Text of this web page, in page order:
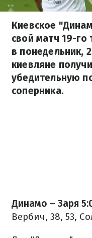
Киевское
свой матч 19-го
в понедельник,
киевляне
убедительную
соперника.
Динамо – Заря
Вербич, 38, 53,